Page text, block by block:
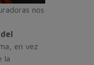
nos
en vez
la